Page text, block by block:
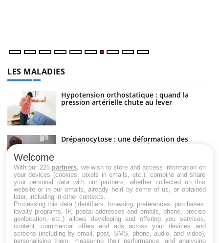
LES MALADIES
Hypotension orthostatique : quand la
pression artérielle chute au lever
Drépanocytose : une déformation des
globules rouges aux conséquences graves
Maladie de Charcot (Sclérose latérale
amyotrophique)
Welcome
With our 225 partners , we wish to store and access information on
your devices (cookies, pixels in emails, etc.), combine and share
your personal data with our partners, whether collected on this
website or in our emails, already held by some of us, or obtained
later, including in other contexts.
Processing this data (identifiers, browsing, preferences, purchases,
loyalty programs, IP, postal addresses and emails, phone, precise
geolocation, etc.) allows developing and offering you services,
content, commercial offers and ads across your devices and
screens (including by email, post, SMS, phone, audio, and video),
personalising them, measuring their performance, and analysing